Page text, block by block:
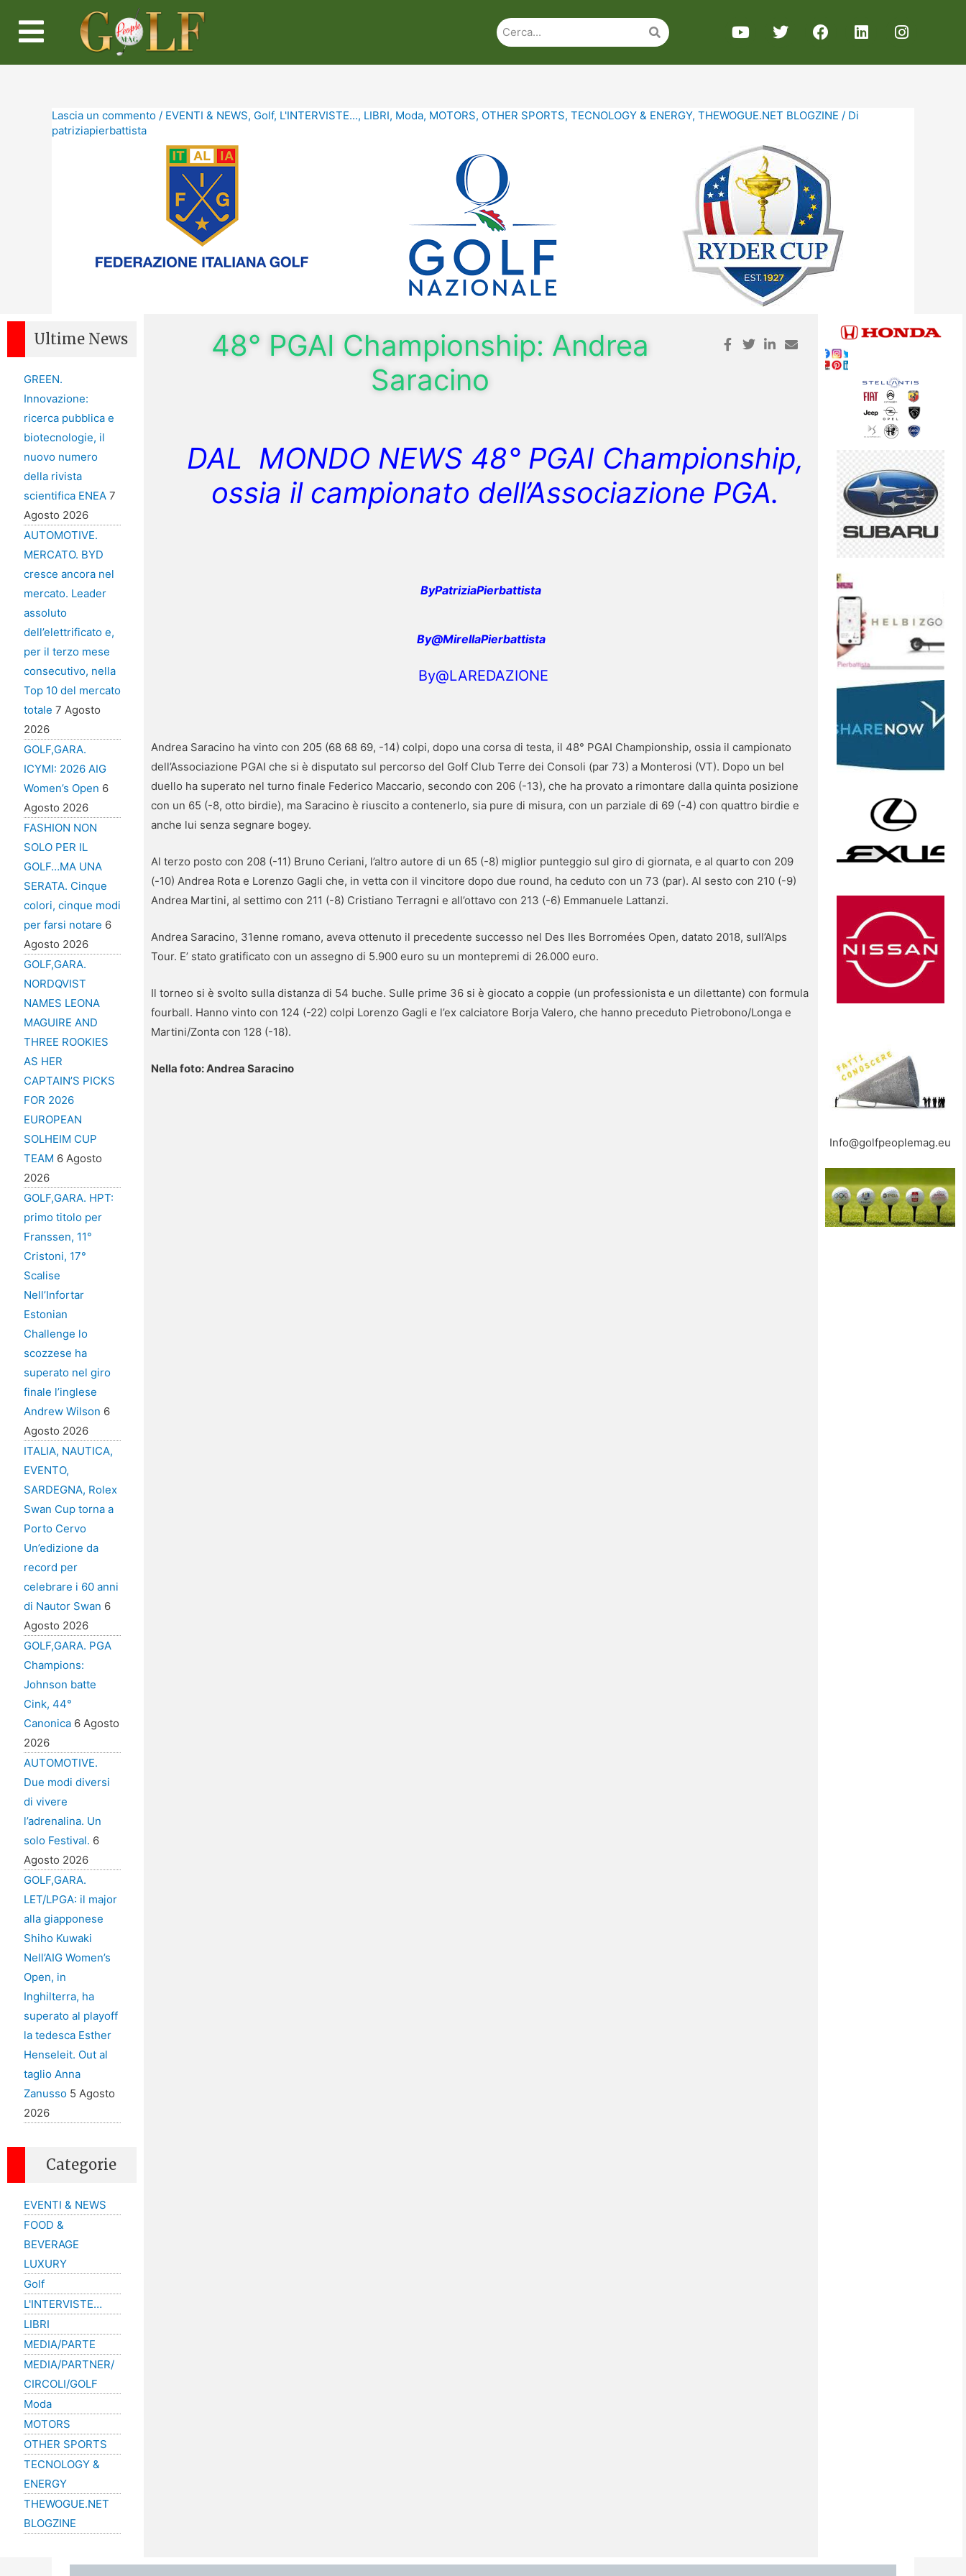
Lascia un commento / EVENTI & NEWS, Golf, L'INTERVISTE..., LIBRI, Moda, MOTORS, OTHER SPORTS, TECNOLOGY & ENERGY, THEWOGUE.NET BLOGZINE / Di
patriziapierbattista
Ultime News
GREEN.
Innovazione:
ricerca pubblica e
biotecnologie, il
nuovo numero
della rivista
scientifica ENEA 7
Agosto 2026
AUTOMOTIVE.
MERCATO. BYD
cresce ancora nel
mercato. Leader
assoluto
dell’elettrificato e,
per il terzo mese
consecutivo, nella
Top 10 del mercato
totale 7 Agosto
2026
GOLF,GARA.
ICYMI: 2026 AIG
Women’s Open 6
Agosto 2026
FASHION NON
SOLO PER IL
GOLF…MA UNA
SERATA. Cinque
colori, cinque modi
per farsi notare 6
Agosto 2026
GOLF,GARA.
NORDQVIST
NAMES LEONA
MAGUIRE AND
THREE ROOKIES
AS HER
CAPTAIN’S PICKS
FOR 2026
EUROPEAN
SOLHEIM CUP
TEAM 6 Agosto
2026
GOLF,GARA. HPT:
primo titolo per
Franssen, 11°
Cristoni, 17°
Scalise
Nell’Infortar
Estonian
Challenge lo
scozzese ha
superato nel giro
finale l’inglese
Andrew Wilson 6
Agosto 2026
ITALIA, NAUTICA,
EVENTO,
SARDEGNA, Rolex
Swan Cup torna a
Porto Cervo
Un’edizione da
record per
celebrare i 60 anni
di Nautor Swan 6
Agosto 2026
GOLF,GARA. PGA
Champions:
Johnson batte
Cink, 44°
Canonica 6 Agosto
2026
AUTOMOTIVE.
Due modi diversi
di vivere
l’adrenalina. Un
solo Festival. 6
Agosto 2026
GOLF,GARA.
LET/LPGA: il major
alla giapponese
Shiho Kuwaki
Nell’AIG Women’s
Open, in
Inghilterra, ha
superato al playoff
la tedesca Esther
Henseleit. Out al
taglio Anna
Zanusso 5 Agosto
2026
Categorie
EVENTI & NEWS
FOOD &
BEVERAGE
LUXURY
Golf
L'INTERVISTE…
LIBRI
MEDIA/PARTE
MEDIA/PARTNER/
CIRCOLI/GOLF
Moda
MOTORS
OTHER SPORTS
TECNOLOGY &
ENERGY
THEWOGUE.NET
BLOGZINE
48° PGAI Championship: Andrea
Saracino
DAL MONDO NEWS 48° PGAI Championship,
ossia il campionato dell’Associazione PGA.
ByPatriziaPierbattista
By@MirellaPierbattista
By@LAREDAZIONE
Andrea Saracino ha vinto con 205 (68 68 69, -14) colpi, dopo una corsa di testa, il 48° PGAI Championship, ossia il campionato
dell’Associazione PGAI che si è disputato sul percorso del Golf Club Terre dei Consoli (par 73) a Monterosi (VT). Dopo un bel
duello ha superato nel turno finale Federico Maccario, secondo con 206 (-13), che ha provato a rimontare dalla quinta posizione
con un 65 (-8, otto birdie), ma Saracino è riuscito a contenerlo, sia pure di misura, con un parziale di 69 (-4) con quattro birdie e
anche lui senza segnare bogey.
Al terzo posto con 208 (-11) Bruno Ceriani, l’altro autore di un 65 (-8) miglior punteggio sul giro di giornata, e al quarto con 209
(-10) Andrea Rota e Lorenzo Gagli che, in vetta con il vincitore dopo due round, ha ceduto con un 73 (par). Al sesto con 210 (-9)
Andrea Martini, al settimo con 211 (-8) Cristiano Terragni e all’ottavo con 213 (-6) Emmanuele Lattanzi.
Andrea Saracino, 31enne romano, aveva ottenuto il precedente successo nel Des Iles Borromées Open, datato 2018, sull’Alps
Tour. E’ stato gratificato con un assegno di 5.900 euro su un montepremi di 26.000 euro.
Il torneo si è svolto sulla distanza di 54 buche. Sulle prime 36 si è giocato a coppie (un professionista e un dilettante) con formula
fourball. Hanno vinto con 124 (-22) colpi Lorenzo Gagli e l’ex calciatore Borja Valero, che hanno preceduto Pietrobono/Longa e
Martini/Zonta con 128 (-18).
Nella foto: Andrea Saracino
Info@golfpeoplemag.eu